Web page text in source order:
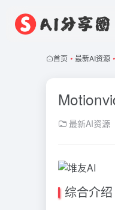
首页 • 最新AI资源 •
最新AI资源
综合介绍